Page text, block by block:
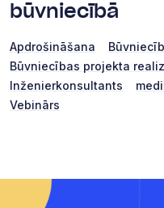
būvniecībā
Apdrošināšana
Būvniecības projekta
Inženierkonsultants
Vebinārs